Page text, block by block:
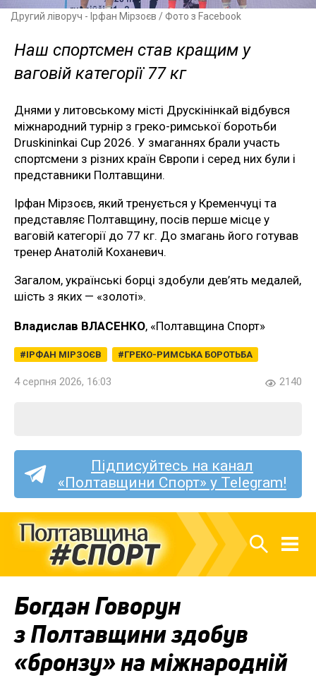
Другий ліворуч - Ірфан Мірзоєв / Фото з Facebook
Наш спортсмен став кращим у
ваговій категорії 77 кг
Днями у литовському місті Друскінінкай відбувся
міжнародний турнір з греко-римської боротьби
Druskininkai Cup 2026. У змаганнях брали участь
спортсмени з різних країн Європи і серед них були і
представники Полтавщини.
Ірфан Мірзоєв, який тренується у Кременчуці та
представляє Полтавщину, посів перше місце у
ваговій категорії до 77 кг. До змагань його готував
тренер Анатолій Коханевич.
Загалом, українські борці здобули дев’ять медалей,
шість з яких — «золоті».
Владислав ВЛАСЕНКО, «Полтавщина Спорт»
ІРФАН МІРЗОЄВ ГРЕКО-РИМСЬКА БОРОТЬБА
4 серпня 2026, 16:03 2140
Підписуйтесь на канал
«Полтавщини Спорт» у Telegram!
Богдан Говорун
з Полтавщини здобув
«бронзу» на міжнародній